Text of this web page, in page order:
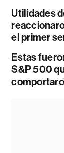
Utilidades
el primer
Estas
S&P 500